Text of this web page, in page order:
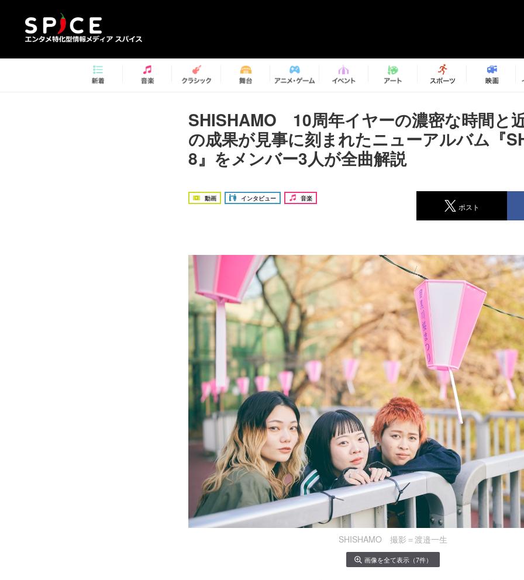
SHISHAMO 10周年イヤーの濃密な時間と
の成果が見事に刻まれたニューアルバム『
8』をメンバー3人が全曲解説
動画 インタビュー 音楽
ポスト
SHISHAMO 撮影＝渡邉一生
画像を全て表示（7件）